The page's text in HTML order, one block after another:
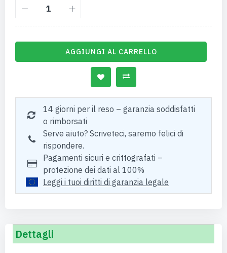
AGGIUNGI AL CARRELLO
14 giorni per il reso – garanzia soddisfatti
o rimborsati
Serve aiuto? Scriveteci, saremo felici di
rispondere.
Pagamenti sicuri e crittografati –
protezione dei dati al 100%
Leggi i tuoi diritti di garanzia legale
Dettagli